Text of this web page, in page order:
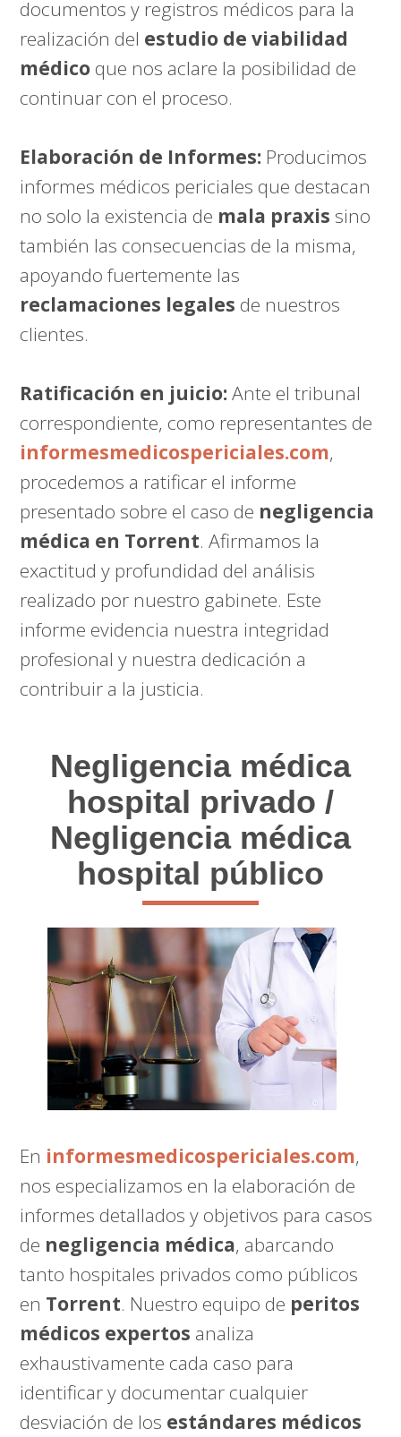
documentos y registros médicos para la
realización del estudio de viabilidad
médico que nos aclare la posibilidad de
continuar con el proceso.
Elaboración de Informes: Producimos
informes médicos periciales que destacan
no solo la existencia de mala praxis sino
también las consecuencias de la misma,
apoyando fuertemente las
reclamaciones legales de nuestros
clientes.
Ratificación en juicio:Ante el tribunal
correspondiente, como representantes de
informesmedicospericiales.com,
procedemos a ratificar el informe
presentado sobre el caso de negligencia
médica en Torrent. Afirmamos la
exactitud y profundidad del análisis
realizado por nuestro gabinete. Este
informe evidencia nuestra integridad
profesional y nuestra dedicación a
contribuir a la justicia.
Negligencia médica
hospital privado /
Negligencia médica
hospital público
En informesmedicospericiales.com,
nos especializamos en la elaboración de
informes detallados y objetivos para casos
de negligencia médica, abarcando
tanto hospitales privados como públicos
en Torrent. Nuestro equipo de peritos
médicos expertos analiza
exhaustivamente cada caso para
identificar y documentar cualquier
desviación de los estándares médicos